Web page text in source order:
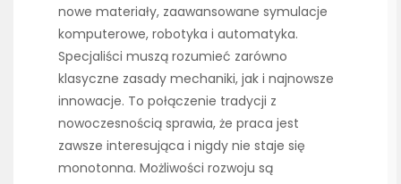
nowe materiały, zaawansowane symulacje
komputerowe, robotyka i automatyka.
Specjaliści muszą rozumieć zarówno
klasyczne zasady mechaniki, jak i najnowsze
innowacje. To połączenie tradycji z
nowoczesnością sprawia, że praca jest
zawsze interesująca i nigdy nie staje się
monotonna. Możliwości rozwoju są